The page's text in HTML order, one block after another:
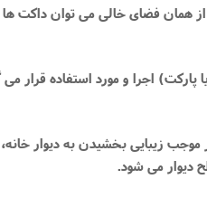
فضای خالی می توان داکت ها و
پارکت) اجرا و مورد استفاده قرار می
موجب زیبایی بخشیدن به دیوار
دیوار می‌ شود.